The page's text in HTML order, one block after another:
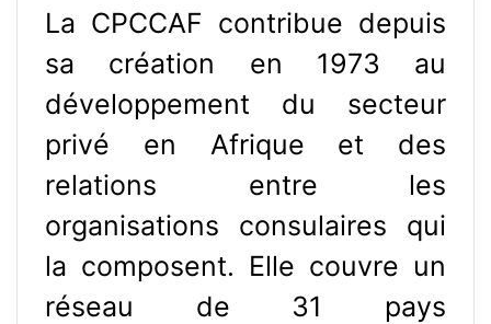
La CPCCAF contribue depuis
sa création en 1973 au
développement du secteur
privé en Afrique et des
relations entre les
organisations consulaires qui
la composent. Elle couvre un
réseau de 31 pays